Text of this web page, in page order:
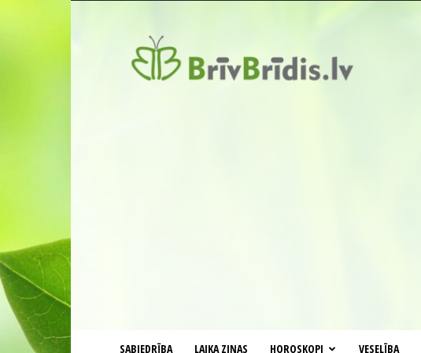
SABIEDRĪBA LAIKA ZIŅAS HOROSKOPI VESELĪBA